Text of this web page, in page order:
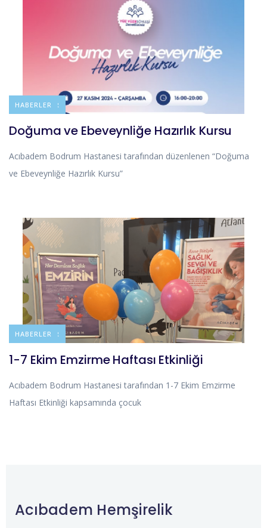
DUYURULAR
HABERLER
Doğuma ve Ebeveynliğe Hazırlık Kursu
Acıbadem Bodrum Hastanesi tarafından düzenlenen “Doğuma
ve Ebeveynliğe Hazırlık Kursu”
DUYURULAR
HABERLER
1-7 Ekim Emzirme Haftası Etkinliği
Acıbadem Bodrum Hastanesi tarafından 1-7 Ekim Emzirme
Haftası Etkinliği kapsamında çocuk
Acıbadem Hemşirelik